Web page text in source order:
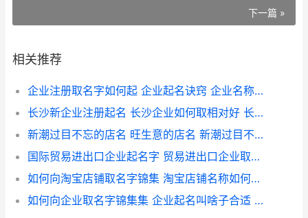
下一篇 »
相关推荐
企业注册取名字如何起 企业起名诀窍 企业名称注册流程
长沙新企业注册起名 长沙企业如何取相对好 长沙企业注册地址公共账户在哪里
新潮过目不忘的店名 旺生意的店名 新潮过目不忘的零食店名
国际贸易进出口企业起名字 贸易进出口企业取啥子名字好 国际贸易进出口公司介绍
如何向淘宝店铺取名字锦集 淘宝店铺名称如何起 如何向淘宝店铺买东西
如何向企业取名字锦集集 企业起名叫啥子合适 如何给企业取名字运气才好